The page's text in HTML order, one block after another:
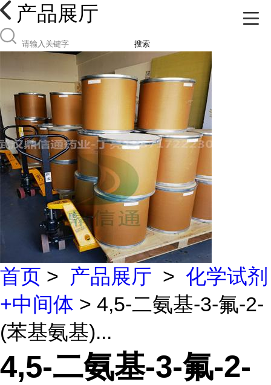
产品展厅
搜索
首页 > 产品展厅 > 化学试剂
+中间体 > 4,5-二氨基-3-氟-2-
(苯基氨基)...
4,5-二氨基-3-氟-2-